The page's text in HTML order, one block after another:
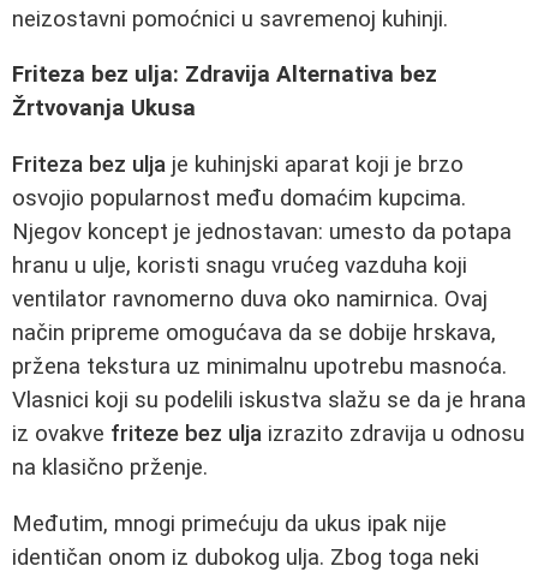
neizostavni pomoćnici u savremenoj kuhinji.
Friteza bez ulja: Zdravija Alternativa bez
Žrtvovanja Ukusa
Friteza bez ulja je kuhinjski aparat koji je brzo
osvojio popularnost među domaćim kupcima.
Njegov koncept je jednostavan: umesto da potapa
hranu u ulje, koristi snagu vrućeg vazduha koji
ventilator ravnomerno duva oko namirnica. Ovaj
način pripreme omogućava da se dobije hrskava,
pržena tekstura uz minimalnu upotrebu masnoća.
Vlasnici koji su podelili iskustva slažu se da je hrana
iz ovakve friteze bez ulja izrazito zdravija u odnosu
na klasično prženje.
Međutim, mnogi primećuju da ukus ipak nije
identičan onom iz dubokog ulja. Zbog toga neki